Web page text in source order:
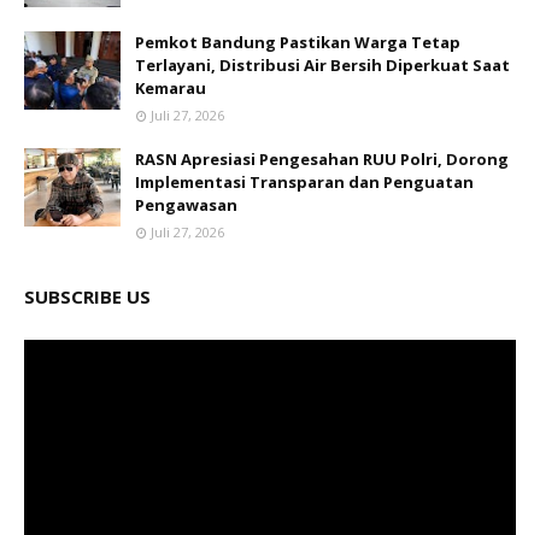
Pemkot Bandung Pastikan Warga Tetap
Terlayani, Distribusi Air Bersih Diperkuat Saat
Kemarau
Juli 27, 2026
RASN Apresiasi Pengesahan RUU Polri, Dorong
Implementasi Transparan dan Penguatan
Pengawasan
Juli 27, 2026
SUBSCRIBE US